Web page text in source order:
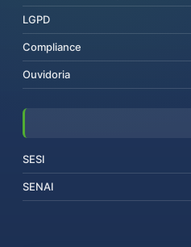
LGPD
Compliance
Ouvidoria
SESI
SENAI